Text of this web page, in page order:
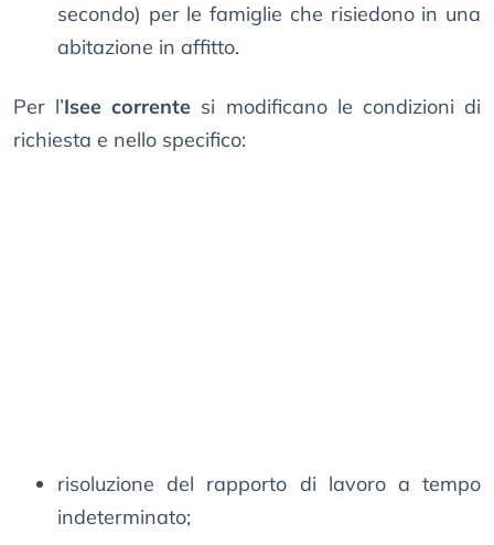
secondo) per le famiglie che risiedono in una
abitazione in affitto.
Per l’Isee corrente si modificano le condizioni di
richiesta e nello specifico:
risoluzione del rapporto di lavoro a tempo
indeterminato;